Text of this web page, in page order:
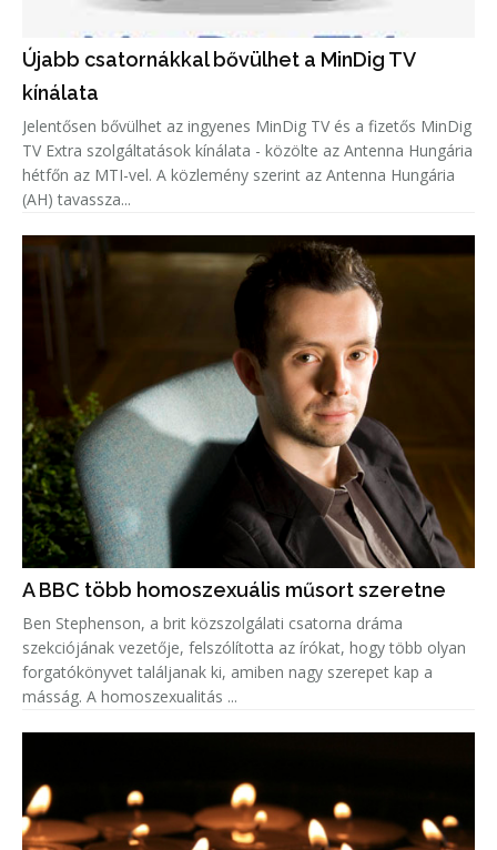
Újabb csatornákkal bővülhet a MinDig TV
kínálata
Jelentősen bővülhet az ingyenes MinDig TV és a fizetős MinDig
TV Extra szolgáltatások kínálata - közölte az Antenna Hungária
hétfőn az MTI-vel. A közlemény szerint az Antenna Hungária
(AH) tavassza...
A BBC több homoszexuális műsort szeretne
Ben Stephenson, a brit közszolgálati csatorna dráma
szekciójának vezetője, felszólította az írókat, hogy több olyan
forgatókönyvet találjanak ki, amiben nagy szerepet kap a
másság. A homoszexualitás ...